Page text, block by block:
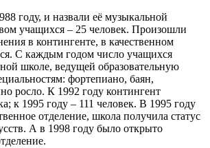
году, и назвали её музыкальной
учащихся – 25 человек. Произошли
в контингенте, в качественном
С каждым годом число учащихся
школе, ведущей образовательную
фортепиано, баян,
росло. К 1992 году контингент
к 1995 году – 111 человек. В 1995 году
отделение, школа получила статус
А в 1998 году было открыто